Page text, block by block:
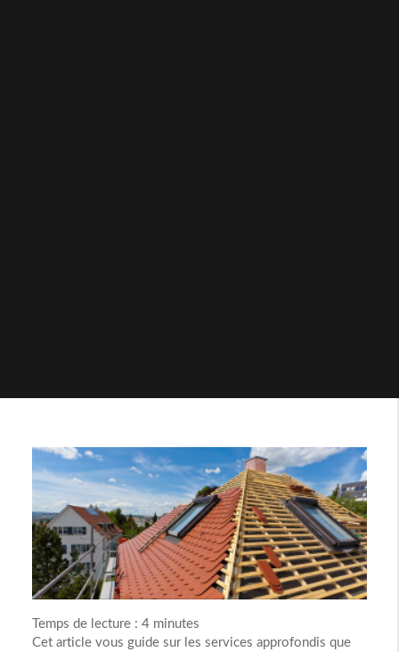
Temps de lecture : 4 minutes
Cet article vous guide sur les services approfondis que